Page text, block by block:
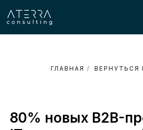
ГЛАВНАЯ / ВЕРНУТЬСЯ
80% новых B2B-